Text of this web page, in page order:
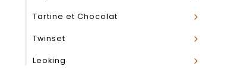
Tartine et Chocolat
Twinset
Leoking